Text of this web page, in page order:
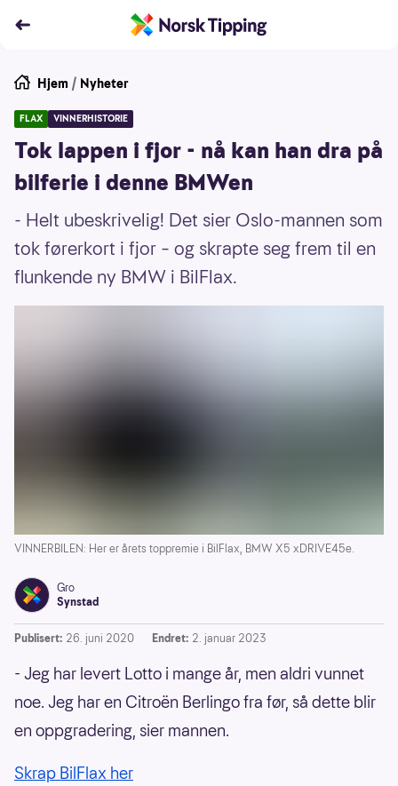
Hjem / Nyheter
FLAX VINNERHISTORIE
Tok lappen i fjor - nå kan han dra på
bilferie i denne BMWen
- Helt ubeskrivelig! Det sier Oslo-mannen som
tok førerkort i fjor – og skrapte seg frem til en
flunkende ny BMW i BilFlax.
VINNERBILEN: Her er årets toppremie i BilFlax, BMW X5 xDRIVE45e.
Gro
Synstad
Publisert: 26. juni 2020 Endret: 2. januar 2023
- Jeg har levert Lotto i mange år, men aldri vunnet
noe. Jeg har en Citroën Berlingo fra før, så dette blir
en oppgradering, sier mannen.
Skrap BilFlax her